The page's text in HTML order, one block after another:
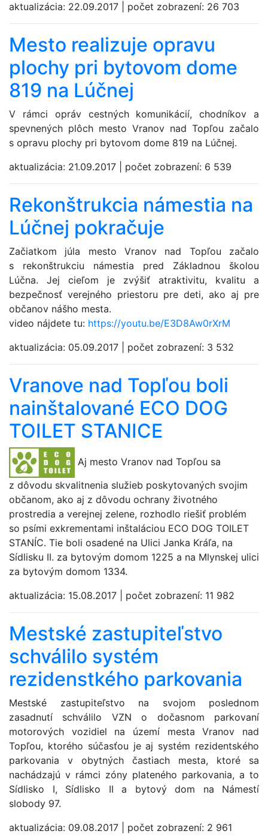
aktualizácia: 22.09.2017 počet zobrazení: 26 703
Mesto realizuje opravu
plochy pri bytovom dome
819 na Lúčnej
V rámci opráv cestných komunikácií, chodníkov a
spevnených plôch mesto Vranov nad Topľou začalo
s opravu plochy pri bytovom dome 819 na Lúčnej.
aktualizácia: 21.09.2017 počet zobrazení: 6 539
Rekonštrukcia námestia na
Lúčnej pokračuje
Začiatkom júla mesto Vranov nad Topľou začalo
s rekonštrukciu námestia pred Základnou školou
Lúčna. Jej cieľom je zvýšiť atraktivitu, kvalitu a
bezpečnosť verejného priestoru pre deti, ako aj pre
občanov nášho mesta.
video nájdete tu: https://youtu.be/E3D8Aw0rXrM
aktualizácia: 05.09.2017 počet zobrazení: 3 532
Vranove nad Topľou boli
nainštalované ECO DOG
TOILET STANICE
Aj mesto Vranov nad Topľou sa
z dôvodu skvalitnenia služieb poskytovaných svojim
občanom, ako aj z dôvodu ochrany životného
prostredia a verejnej zelene, rozhodlo riešiť problém
so psími exkrementami inštaláciou ECO DOG TOILET
STANÍC. Tie boli osadené na Ulici Janka Kráľa, na
Sídlisku II. za bytovým domom 1225 a na Mlynskej ulici
za bytovým domom 1334.
aktualizácia: 15.08.2017 počet zobrazení: 11 982
Mestské zastupiteľstvo
schválilo systém
rezidenstkého parkovania
Mestské zastupiteľstvo na svojom poslednom
zasadnutí schválilo VZN o dočasnom parkovaní
motorových vozidiel na území mesta Vranov nad
Topľou, ktorého súčasťou je aj systém rezidentského
parkovania v obytných častiach mesta, ktoré sa
nachádzajú v rámci zóny plateného parkovania, a to
Sídlisko I, Sídlisko II a bytový dom na Námestí
slobody 97.
aktualizácia: 09.08.2017 počet zobrazení: 2 961